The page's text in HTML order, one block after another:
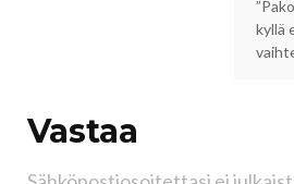
kyllä
Vastaa